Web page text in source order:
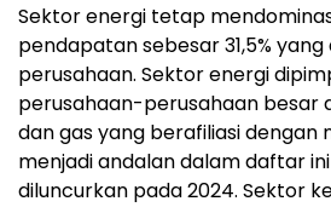
Sektor energi tetap
pendapatan sebesar 31,5%
perusahaan. Sektor energi
perusahaan-perusahaan besar
dan gas yang berafiliasi dengan
menjadi andalan dalam daftar
diluncurkan pada 2024. Sektor